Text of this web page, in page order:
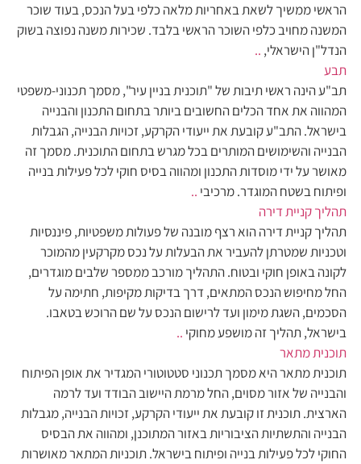
הראשי ממשיך לשאת באחריות מלאה כלפי בעל הנכס, בעוד שוכר
המשנה מחויב כלפי השוכר הראשי בלבד. שכירות משנה נפוצה בשוק
הנדל"ן הישראלי, ..
תבע
תב"ע הינה ראשי תיבות של "תוכנית בניין עיר", מסמך תכנוני-משפטי
המהווה את אחד הכלים החשובים ביותר בתחום התכנון והבנייה
בישראל. התב"ע קובעת את ייעודי הקרקע, זכויות הבנייה, הגבלות
הבנייה והשימושים המותרים בכל מגרש בתחום התוכנית. מסמך זה
מאושר על ידי מוסדות התכנון ומהווה בסיס חוקי לכל פעילות בנייה
ופיתוח בשטח המוגדר. מרכיבי ..
תהליך קניית דירה
תהליך קניית דירה הוא רצף מובנה של פעולות משפטיות, פיננסיות
וטכניות שמטרתן להעביר את הבעלות על נכס מקרקעין מהמוכר
לקונה באופן חוקי ובטוח. התהליך מורכב ממספר שלבים מוגדרים,
החל מחיפוש הנכס המתאים, דרך בדיקות מקיפות, חתימה על
הסכמים, השגת מימון ועד לרישום הנכס על שם הרוכש בטאבו.
בישראל, תהליך זה מושפע מחוקי ..
תוכנית מתאר
תוכנית מתאר היא מסמך תכנוני סטטוטורי המגדיר את אופן הפיתוח
והבנייה של אזור מסוים, החל מרמת היישוב הבודד ועד לרמה
הארצית. תוכנית זו קובעת את ייעודי הקרקע, זכויות הבנייה, מגבלות
הבנייה והתשתיות הציבוריות באזור המתוכנן, ומהווה את הבסיס
החוקי לכל פעילות בנייה ופיתוח בישראל. תוכניות המתאר מאושרות